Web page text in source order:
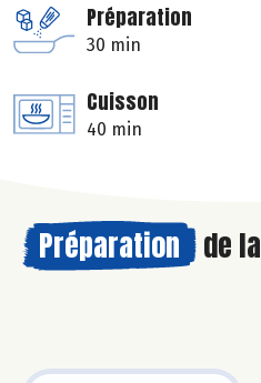
Préparation
30 min
Cuisson
40 min
Préparation de la